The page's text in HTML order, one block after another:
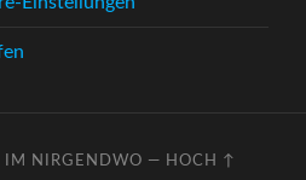
IM NIRGENDWO — HOCH ↑